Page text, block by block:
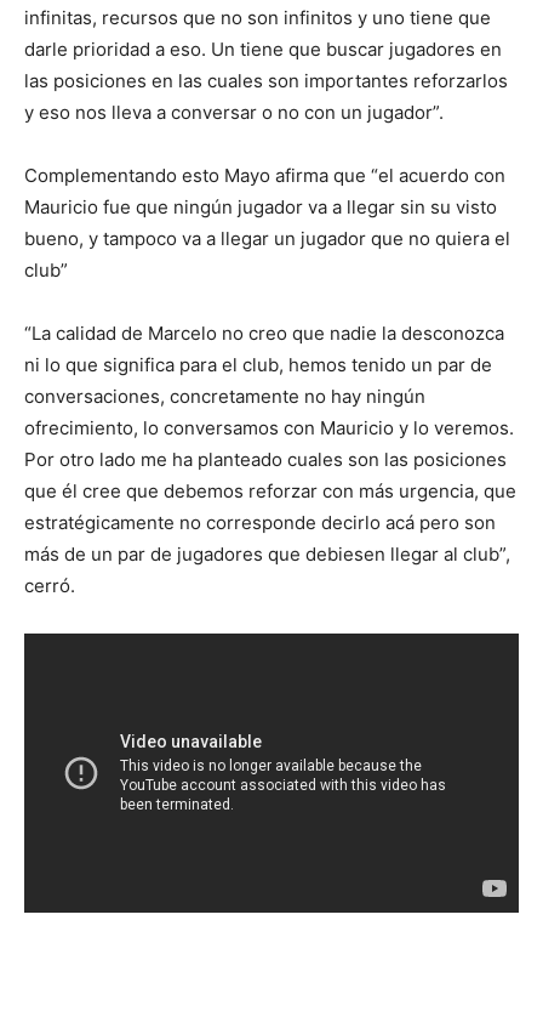
infinitas, recursos que no son infinitos y uno tiene que
darle prioridad a eso. Un tiene que buscar jugadores en
las posiciones en las cuales son importantes reforzarlos
y eso nos lleva a conversar o no con un jugador”.
Complementando esto Mayo afirma que “el acuerdo con
Mauricio fue que ningún jugador va a llegar sin su visto
bueno, y tampoco va a llegar un jugador que no quiera el
club”
“La calidad de Marcelo no creo que nadie la desconozca
ni lo que significa para el club, hemos tenido un par de
conversaciones, concretamente no hay ningún
ofrecimiento, lo conversamos con Mauricio y lo veremos.
Por otro lado me ha planteado cuales son las posiciones
que él cree que debemos reforzar con más urgencia, que
estratégicamente no corresponde decirlo acá pero son
más de un par de jugadores que debiesen llegar al club”,
cerró.